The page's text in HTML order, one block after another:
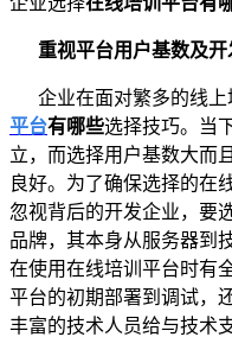
重视平台用户基数及开
企业在面对繁多的线
平台有哪些选择技巧。当
立，而选择用户基数大而
良好。为了确保选择的在
忽视背后的开发企业，要
品牌，其本身从服务器到
在使用在线培训平台时有
平台的初期部署到调试，
丰富的技术人员给与技术